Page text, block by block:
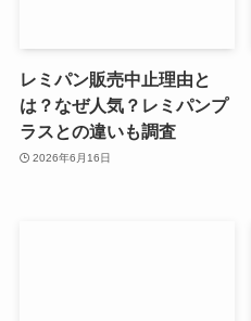
レミパン販売中止理由と
は？なぜ人気？レミパンプ
ラスとの違いも調査
2026年6月16日